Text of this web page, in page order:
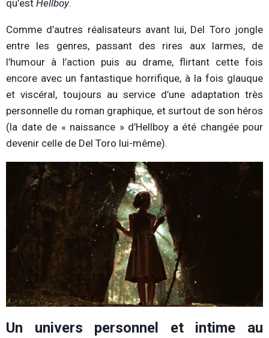
qu’est Hellboy.
Comme d’autres réalisateurs avant lui, Del Toro jongle
entre les genres, passant des rires aux larmes, de
l’humour à l’action puis au drame, flirtant cette fois
encore avec un fantastique horrifique, à la fois glauque
et viscéral, toujours au service d’une adaptation très
personnelle du roman graphique, et surtout de son héros
(la date de « naissance » d’Hellboy a été changée pour
devenir celle de Del Toro lui-même).
Un univers personnel et intime au